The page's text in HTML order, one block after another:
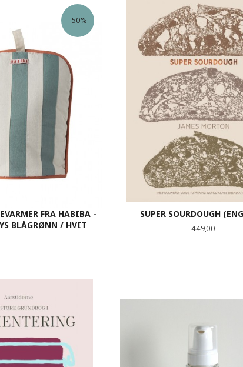
LES MER
FRA HABIBA -
BLÅGRØNN / HVIT
-50%
SUPER SOURDOUGH
Pris
449,00